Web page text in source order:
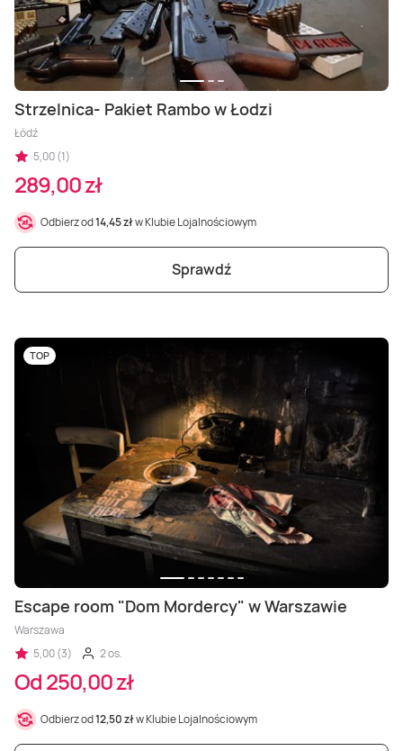
Strzelnica- Pakiet Rambo w Łodzi
Łódź
5,00 (1)
289,00 zł
Odbierz od14,45 złw Klubie Lojalnościowym
Sprawdź
TOP
Escape room "Dom Mordercy" w Warszawie
Warszawa
5,00 (3)
2 os.
Od 250,00 zł
Odbierz od12,50 złw Klubie Lojalnościowym